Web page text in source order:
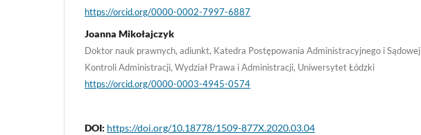
https://orcid.org/0000-0002-7997-6887
Joanna Mikołajczyk
Doktor nauk prawnych, adiunkt, Katedra Postępowania Administracyjnego i Sądowej
Kontroli Administracji, Wydział Prawa i Administracji, Uniwersytet Łódzki
https://orcid.org/0000-0003-4945-0574
DOI: https://doi.org/10.18778/1509-877X.2020.03.04